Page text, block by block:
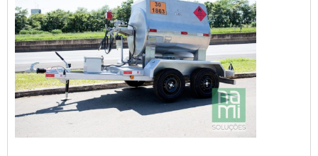
reboque diesel comprometedora com os
serviços, chega até a Nami Solucoes.
Atuando com carretinha comboio e
reboque para transporte de gerador,
oferecendo o qu...